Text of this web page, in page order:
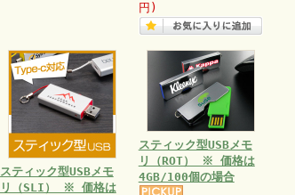
円)
スティック型USBメモ
リ（SLI） ※ 価格は
スティック型USBメモ
リ（ROT） ※ 価格は
4GB/100個の場合